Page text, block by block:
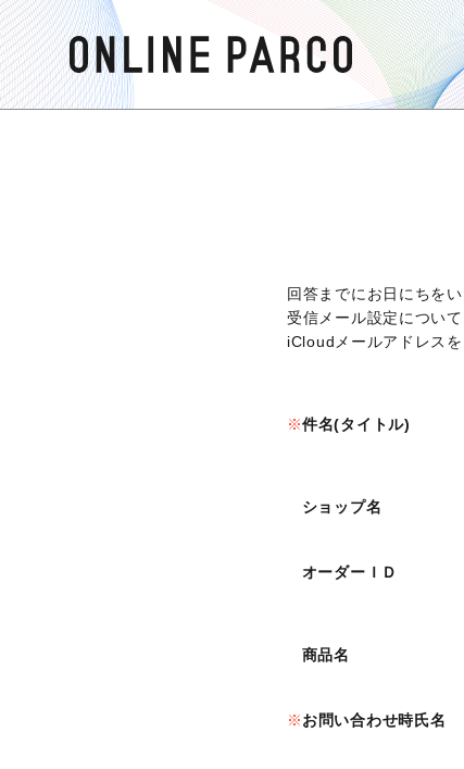
回答までにお日にちを
受信メール設定につい
iCloudメールアドレス
件名(タイトル)
ショップ名
オーダーＩＤ
商品名
お問い合わせ時氏名